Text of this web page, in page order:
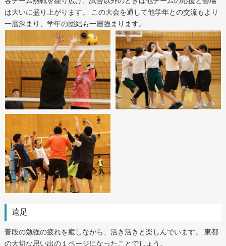
は大いに盛り上がります。 この大会を通して他学年との交流もより
一層深まり、学年の団結も一層強まります。
遠足
普段の勉強の疲れを癒しながら、活き活きと楽しんでいます。 東都
の大切な思い出の１ページになったことでしょう。